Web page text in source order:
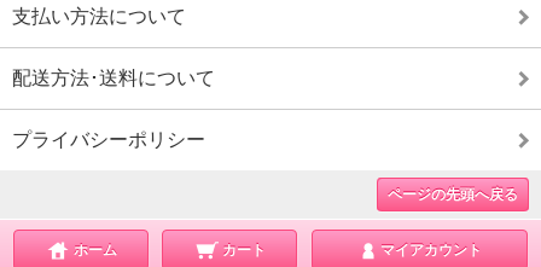
支払い方法について
配送方法･送料について
プライバシーポリシー
ページの先頭へ戻る
ホーム カート マイアカウント